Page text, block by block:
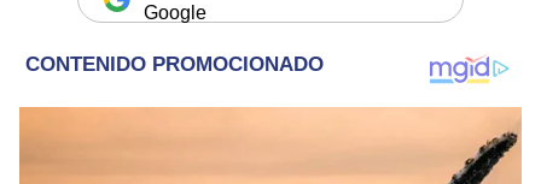
Google